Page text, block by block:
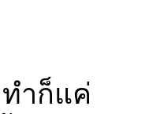
ทำก็แค่